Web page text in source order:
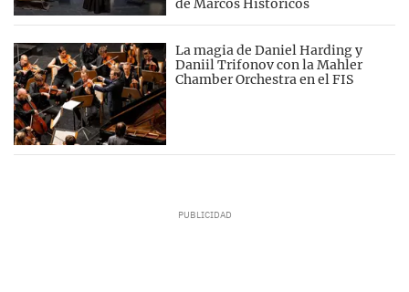
de Marcos Históricos
La magia de Daniel Harding y
Daniil Trifonov con la Mahler
Chamber Orchestra en el FIS